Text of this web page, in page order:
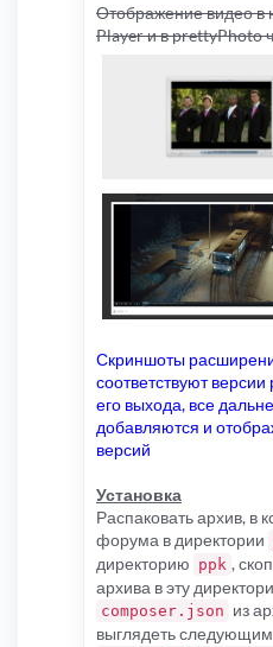
Отображение видео в
Player и в prettyPhoto
Скриншоты
соответствуют
его выхода, все
добавляются и
версий
Установка
Распаковать архив, в
форума в директории
директорию ppk ,
архива в эту
composer.json из
выглядеть